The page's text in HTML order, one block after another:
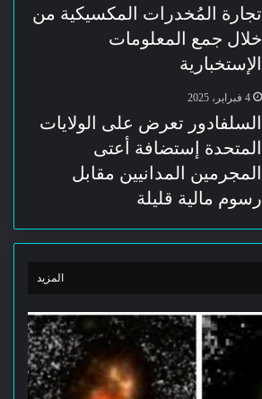
تجارة المُخدرات المكسيكية من
خلال جمع المعلومات
الإستخبارية
4 فبراير، 2025
السلفادور تعرض على الولايات
المتحدة إستضافة أعتى
المجرمين المدانيين مقابل
رسوم مالية قليلة
المزيد